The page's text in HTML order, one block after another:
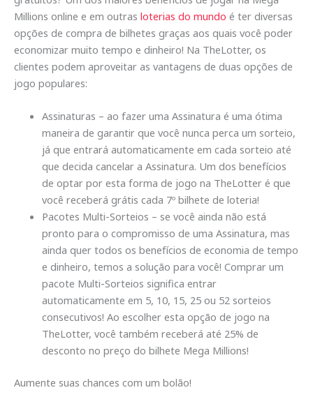
Millions online e em outras loterias do mundo é ter diversas
opções de compra de bilhetes graças aos quais você poder
economizar muito tempo e dinheiro! Na TheLotter, os
clientes podem aproveitar as vantagens de duas opções de
jogo populares:
Assinaturas – ao fazer uma Assinatura é uma ótima
maneira de garantir que você nunca perca um sorteio,
já que entrará automaticamente em cada sorteio até
que decida cancelar a Assinatura. Um dos benefícios
de optar por esta forma de jogo na TheLotter é que
você receberá grátis cada 7º bilhete de loteria!
Pacotes Multi-Sorteios – se você ainda não está
pronto para o compromisso de uma Assinatura, mas
ainda quer todos os benefícios de economia de tempo
e dinheiro, temos a solução para você! Comprar um
pacote Multi-Sorteios significa entrar
automaticamente em 5, 10, 15, 25 ou 52 sorteios
consecutivos! Ao escolher esta opção de jogo na
TheLotter, você também receberá até 25% de
desconto no preço do bilhete Mega Millions!
Aumente suas chances com um bolão!